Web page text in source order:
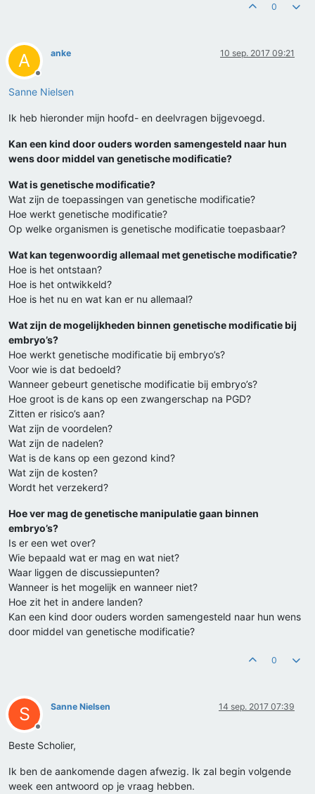
0
A
Offline
anke 10 sep. 2017 09:21
Sanne Nielsen
Ik heb hieronder mijn hoofd- en deelvragen bijgevoegd.
Kan een kind door ouders worden samengesteld naar hun
wens door middel van genetische modificatie?
Wat is genetische modificatie?
Wat zijn de toepassingen van genetische modificatie?
Hoe werkt genetische modificatie?
Op welke organismen is genetische modificatie toepasbaar?
Wat kan tegenwoordig allemaal met genetische modificatie?
Hoe is het ontstaan?
Hoe is het ontwikkeld?
Hoe is het nu en wat kan er nu allemaal?
Wat zijn de mogelijkheden binnen genetische modificatie bij
embryo’s?
Hoe werkt genetische modificatie bij embryo’s?
Voor wie is dat bedoeld?
Wanneer gebeurt genetische modificatie bij embryo’s?
Hoe groot is de kans op een zwangerschap na PGD?
Zitten er risico’s aan?
Wat zijn de voordelen?
Wat zijn de nadelen?
Wat is de kans op een gezond kind?
Wat zijn de kosten?
Wordt het verzekerd?
Hoe ver mag de genetische manipulatie gaan binnen
embryo’s?
Is er een wet over?
Wie bepaald wat er mag en wat niet?
Waar liggen de discussiepunten?
Wanneer is het mogelijk en wanneer niet?
Hoe zit het in andere landen?
Kan een kind door ouders worden samengesteld naar hun wens
door middel van genetische modificatie?
0
S
Offline
Sanne Nielsen 14 sep. 2017 07:39
Beste Scholier,
Ik ben de aankomende dagen afwezig. Ik zal begin volgende
week een antwoord op je vraag hebben.